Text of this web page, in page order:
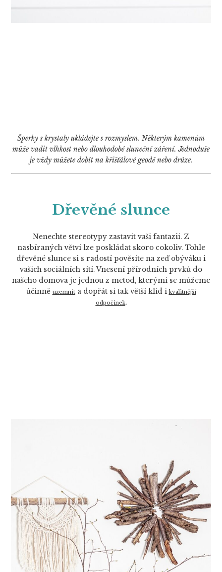
Šperky s krystaly ukládejte s rozmyslem. Některým kamenům
může vadit vlhkost nebo dlouhodobé sluneční záření. Jednoduše
je vždy můžete dobít na křišťálové geodě nebo drúze.
Dřevěné slunce
Nenechte stereotypy zastavit vaši fantazii. Z
nasbíraných větví lze poskládat skoro cokoliv. Tohle
dřevěné slunce si s radostí pověsíte na zeď obýváku i
vašich sociálních sítí. Vnesení přírodních prvků do
našeho domova je jednou z metod, kterými se můžeme
účinně uzemnita dopřát si tak větší klid i kvalitnější
odpočinek.